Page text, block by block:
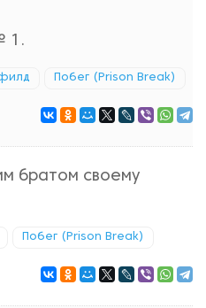
1.
Побег (Prison Break)
братом своему
Побег (Prison Break)